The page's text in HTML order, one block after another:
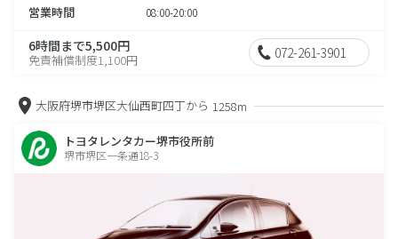
営業時間 08:00-20:00
6時間まで5,500円
免責補償制度1,100円 072-261-3901
大阪府堺市堺区大仙西町四丁から 1258m
トヨタレンタカー堺市役所前
堺市堺区一条通18-3